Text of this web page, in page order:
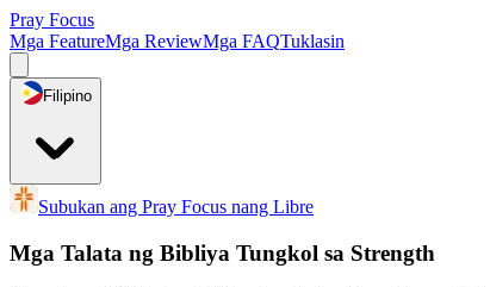
Pray Focus
Mga FeatureMga ReviewMga FAQTuklasin
Filipino
Subukan ang Pray Focus nang Libre
Mga Talata ng Bibliya Tungkol sa Strength